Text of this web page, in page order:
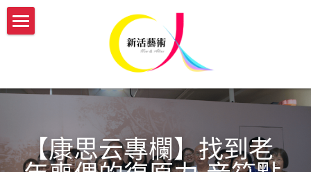
生命故事書
【實體】傳承藝術帶領者培訓班
媒體報導
【康思云專欄 】找到老